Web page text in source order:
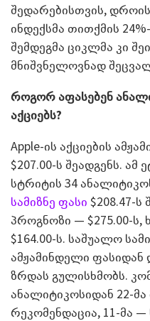
შედარებისთვის,
ინდექსმა თითქმის
შემდეგმა ციკლმა კი
მნიშვნელოვნად
როგორ აფასებენ
აქციებს?
Apple-ის აქციების
$207.00-ს შეადგენს. ამ
სტრიტის 34
სამიზნე ფასი $208.47-ს
პროგნოზი — $275.00-
$164.00-ს. საშუალო
ამჟამინდელი ფასიდან
ზრდას გულისხმობს.
ანალიტიკოსიდან 22-მა
რეკომენდაცია, 11-მა